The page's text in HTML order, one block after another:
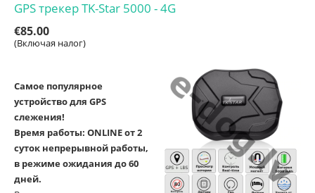
GPS трекер TK-Star 5000 - 4G
€85.00
(Включая налог)
Самое популярное
устройство для GPS
слежения!
Время работы: ONLINE от 2
суток непрерывной работы,
в режиме ожидания до 60
дней.